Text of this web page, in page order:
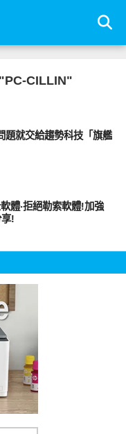
CILLIN"
題就交給趨勢科技「旗艦
體‧拒絕勒索軟體!加強
!